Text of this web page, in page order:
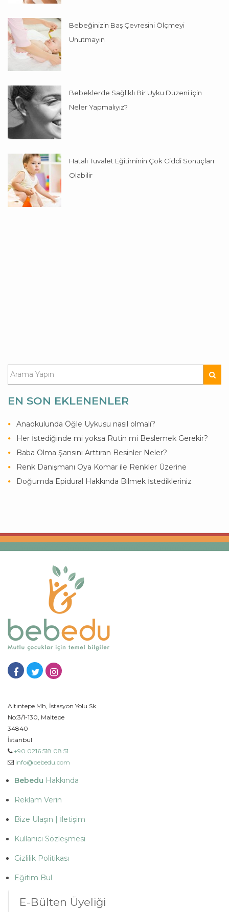
Bebeğinizin Baş Çevresini Ölçmeyi
Unutmayın
Bebeklerde Sağlıklı Bir Uyku Düzeni için
Neler Yapmalıyız?
Hatalı Tuvalet Eğitiminin Çok Ciddi Sonuçları
Olabilir
EN SON EKLENENLER
Anaokulunda Öğle Uykusu nasıl olmalı?
Her İstediğinde mi yoksa Rutin mi Beslemek Gerekir?
Baba Olma Şansını Arttıran Besinler Neler?
Renk Danışmanı Oya Komar ile Renkler Üzerine
Doğumda Epidural Hakkında Bilmek İstedikleriniz
Altıntepe Mh, İstasyon Yolu Sk
No:3/1-130, Maltepe
34840
İstanbul
+90 0216 518 08 51
info@bebedu.com
Bebedu Hakkında
Reklam Verin
Bize Ulaşın | İletişim
Kullanıcı Sözleşmesi
Gizlilik Politikası
Eğitim Bul
E-Bülten Üyeliği